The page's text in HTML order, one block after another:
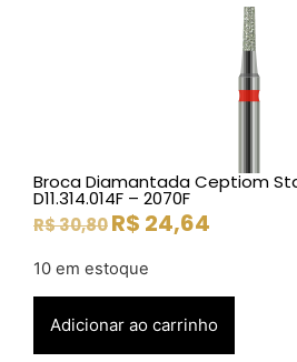
Broca Diamantada Ceptiom
D11.314.014F – 2070F
R$30,80R$ 24,64
10 em estoque
Adicionar ao carrinho